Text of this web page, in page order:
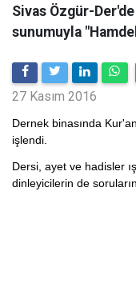
Sivas Özgür-
sunumuyla
27 Kasım 2016
Dernek binasında
işlendi.
Dersi, ayet ve hadisler
dinleyicilerin de